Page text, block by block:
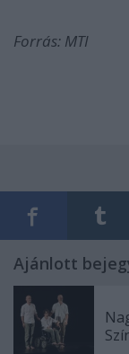
Forrás: MTI
Ajánlott